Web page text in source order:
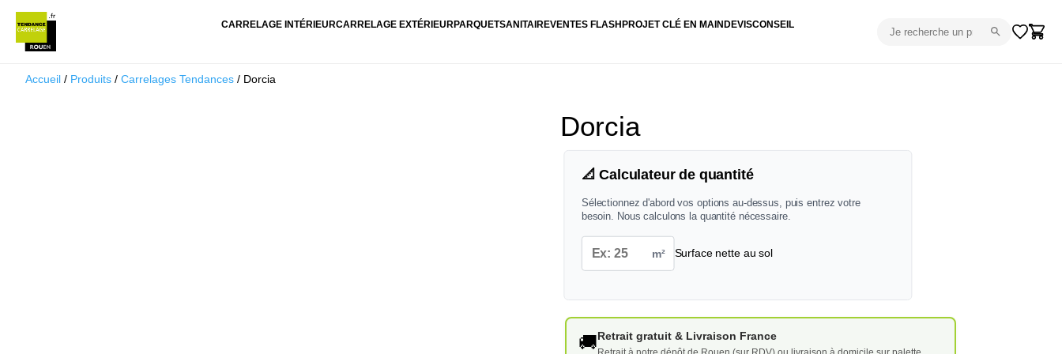
CARRELAGE INTÉRIEURCARRELAGE EXTÉRIEURPARQUETSANITAIREVENTES FLASH PROJET CLÉ EN MAIN DEVISCONSEIL
Accueil / Produits / Carrelages Tendances / Dorcia
Dorcia
📐 Calculateur de quantité
Sélectionnez d'abord vos options au-dessus, puis entrez votre
besoin. Nous calculons la quantité nécessaire.
m² Surface nette au sol
🚚Retrait gratuit & Livraison France